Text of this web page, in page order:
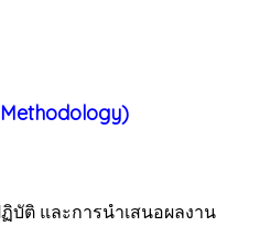
บัติ และการนำเสนอผลงาน